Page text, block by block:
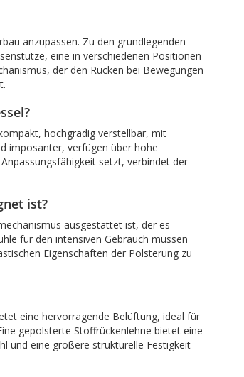
anzupassen. Zu den grundlegenden
eine in verschiedenen Positionen
der den Rücken bei Bewegungen
hochgradig verstellbar, mit
imposanter, verfügen über hohe
setzt, verbindet der
ist?
ausgestattet ist, der es
für den intensiven Gebrauch müssen
Eigenschaften der Polsterung zu
eine hervorragende Belüftung, ideal für
gepolsterte Stoffrückenlehne bietet eine
und eine größere strukturelle Festigkeit